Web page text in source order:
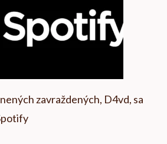
zavraždených, D4vd, sa